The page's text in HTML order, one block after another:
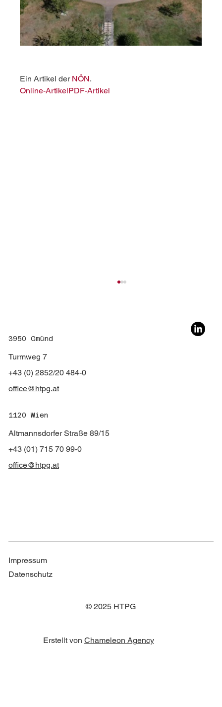
Ein Artikel der NÖN.
Online-ArtikelPDF-Artikel
35 Jahre HTPG – Danke, Herbert
3950 Gmünd
Turmweg 7
+43 (0) 2852/20 484-0
office@htpg.at
1120 Wien
Altmannsdorfer Straße 89/15
+43 (01) 715 70 99-0
office@htpg.at
Impressum
Datenschutz
© 2025 HTPG
Erstellt von Chameleon Agency